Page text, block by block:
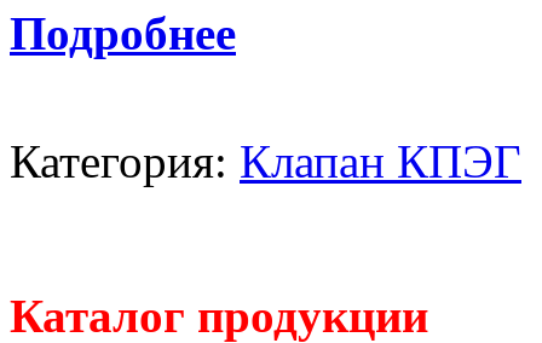
Подробнее
Категория: Клапан КПЭГ
Каталог продукции